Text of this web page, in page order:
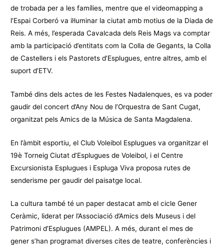
de trobada per a les famílies, mentre que el videomapping a
l’Espai Corberó va il·luminar la ciutat amb motius de la Diada de
Reis. A més, l’esperada Cavalcada dels Reis Mags va comptar
amb la participació d’entitats com la Colla de Gegants, la Colla
de Castellers i els Pastorets d’Esplugues, entre altres, amb el
suport d’ETV.
També dins dels actes de les Festes Nadalenques, es va poder
gaudir del concert d’Any Nou de l’Orquestra de Sant Cugat,
organitzat pels Amics de la Música de Santa Magdalena.
En l’àmbit esportiu, el Club Voleibol Esplugues va organitzar el
19è Torneig Ciutat d’Esplugues de Voleibol, i el Centre
Excursionista Esplugues i Espluga Viva proposa rutes de
senderisme per gaudir del paisatge local.
La cultura també té un paper destacat amb el cicle Gener
Ceràmic, liderat per l’Associació d’Amics dels Museus i del
Patrimoni d’Esplugues (AMPEL). A més, durant el mes de
gener s’han programat diverses cites de teatre, conferències i